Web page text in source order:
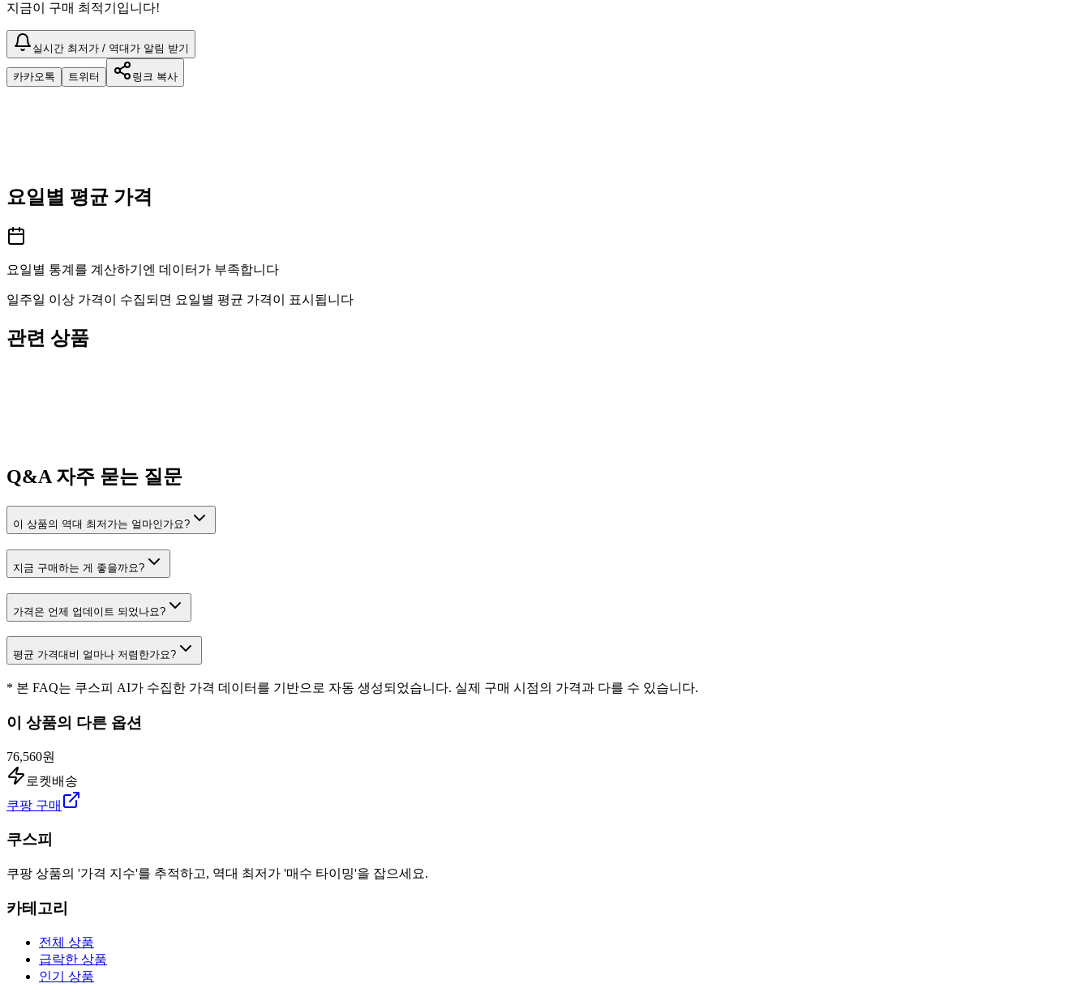
지금이 구매 최적기입니다!
실시간 최저가 / 역대가 알림 받기
카카오톡 트위터 링크 복사
요일별 평균 가격
요일별 통계를 계산하기엔 데이터가 부족합니다
일주일 이상 가격이 수집되면 요일별 평균 가격이 표시됩니다
관련 상품
Q&A자주 묻는 질문
이 상품의 역대 최저가는 얼마인가요?
지금 구매하는 게 좋을까요?
가격은 언제 업데이트 되었나요?
평균 가격대비 얼마나 저렴한가요?
* 본 FAQ는 쿠스피 AI가 수집한 가격 데이터를 기반으로 자동 생성되었습니다. 실제 구매 시점의 가격과 다를 수 있습니다.
이 상품의 다른 옵션
76,560원
로켓배송
쿠팡 구매
쿠스피
쿠팡 상품의 '가격 지수'를 추적하고, 역대 최저가 '매수 타이밍'을 잡으세요.
카테고리
전체 상품
급락한 상품
인기 상품